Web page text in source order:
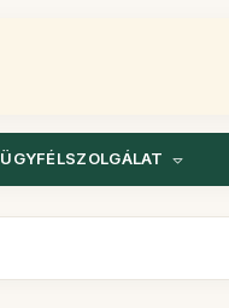
ÜGYFÉLSZOLGÁLAT